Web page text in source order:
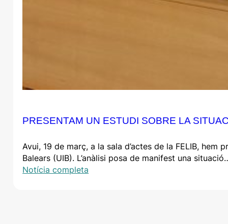
PRESENTAM UN ESTUDI SOBRE LA
Avui, 19 de març, a la sala d’actes de la FELIB,
Balears (UIB). L’anàlisi posa de manifest una
Notícia completa